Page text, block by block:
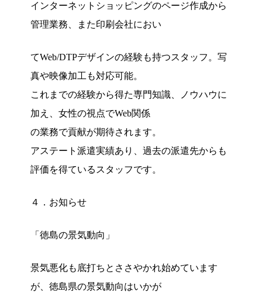
インターネットショッピングのページ作成から
管理業務、また印刷会社におい
てWeb/DTPデザインの経験も持つスタッフ。写
真や映像加工も対応可能。
これまでの経験から得た専門知識、ノウハウに
加え、女性の視点でWeb関係
の業務で貢献が期待されます。
アステート派遣実績あり、過去の派遣先からも
評価を得ているスタッフです。
４．お知らせ
「徳島の景気動向」
景気悪化も底打ちとささやかれ始めています
が、徳島県の景気動向はいかが